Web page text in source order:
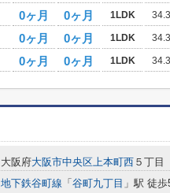
0ヶ月 0ヶ月 1LDK
0ヶ月 0ヶ月 1LDK
0ヶ月 0ヶ月 1LDK
大阪府大阪市中央区上本町西 ５丁目
地下鉄谷町線 「 谷町九丁目 」駅 徒歩